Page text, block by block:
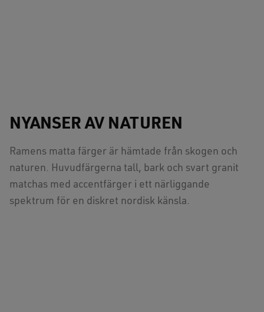
NYANSER AV NATUREN
Ramens matta färger är hämtade från skogen och
naturen. Huvudfärgerna tall, bark och svart granit
matchas med accentfärger i ett närliggande
spektrum för en diskret nordisk känsla.